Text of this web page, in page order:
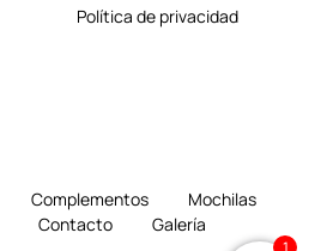
Política de privacidad
Complementos
Mochilas
Contacto Galería